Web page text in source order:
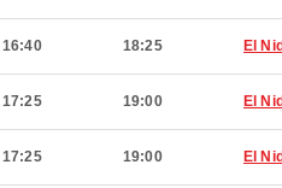
16:40 18:25 El
17:25 19:00 El
17:25 19:00 El